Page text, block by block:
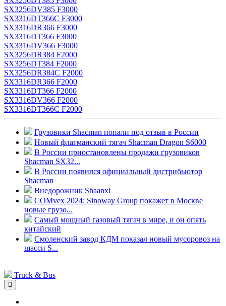
SX3256DV385 F3000
SX3316DT366C F3000
SX3316DR366 F3000
SX3316DT366 F3000
SX3316DV366 F3000
SX3256DR384 F2000
SX3256DT384 F2000
SX3256DR384C F2000
SX3316DR366 F2000
SX3316DT366 F2000
SX3316DV366 F2000
SX3316DT366C F2000
Грузовики Shacman попали под отзыв в России
Новый флагманский тягач Shacman Dragon S6000
В России приостановлены продажи грузовиков
Shacman SX32...
В России появился официальный дистрибьютор
Shacman
Внедорожник Shaanxi
COMvex 2024: Sinoway Group покажет в Москве
новые грузо...
Самый мощный газовый тягач в мире, и он опять
китайский
Смоленский завод КДМ показал новый мусоровоз на
шасси S...
Truck & Bus